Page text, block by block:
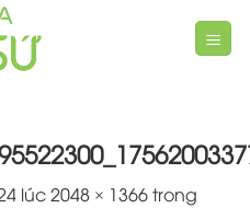
lúc2048 × 1366trong